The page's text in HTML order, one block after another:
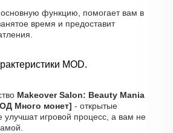
функцию, помогает вам в
время и предоставит
MOD.
Makeover Salon: Beauty Mania
Много монет] - открытые
улучшат игровой процесс, а вам не